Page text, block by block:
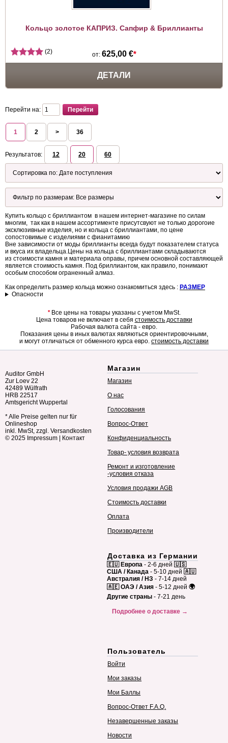
Кольцо золотое КАПРИЗ. Сапфир & Бриллианты
от: 625,00 €*
(2)
ДЕТАЛИ
Перейти на:
1 2 > 36
Результатов: 12 20 60
Купить кольцо с бриллиантом в нашем интернет-магазине по силам
многим, так как в нашем ассортименте присутсвуют не только дорогоие
эксклюзивные изделия, но и кольца с бриллиантами, по цене
сопостовимые с изделиями с фианитамию
Вне зависимости от моды бриллианты всегда будут показателем статуса
и вкуса их владельца.Цены на кольца с бриллиантами складываются
из стоимости камня и материала оправы, причем основной составляющей
является стоимость камня. Под бриллиантом, как правило, понимают
особым способом ограненный алмаз.
Как определить размер кольца можно ознакомиться здесь : РАЗМЕР
Опасности
*Все цены на товары указаны с учетом MwSt.
Цена товаров не включает в себя стоимость доставки
Рабочая валюта сайта - евро.
Показания цены в иных валютах являються ориентировочными,
и могут отличаться от обменного курса евро. стоимость доставки
Auditor GmbH
Zur Loev 22
42489 Wülfrath
HRB 22517
Amtsgericht Wuppertal
* Alle Preise gelten nur für
Onlineshop
inkl. MwSt, zzgl. Versandkosten
© 2025 Impressum Контакт
Магазин
Магазин
О нас
Голосования
Вопрос-Ответ
Конфиденциальность
Товар- условия возврата
Ремонт и изготовление
-условия отказа
Условия продажи AGB
Стоимость доставки
Оплата
Производители
Доставка из Германии
🇪🇺 Европа - 2-6 дней 🇺🇸
США / Канада - 5-10 дней 🇦🇺
Австралия / НЗ - 7-14 дней
🇦🇪 ОАЭ / Азия - 5-12 дней 🌍
Другие страны - 7-21 день
Подробнее о доставке →
Пользователь
Войти
Мои заказы
Мои Баллы
Вопрос-Ответ F.A.Q.
Незавершенные заказы
Новости